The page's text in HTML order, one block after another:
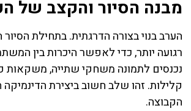
מבנה הסיור והקצב של
הערב בנוי בצורה הדרגתית. בתחילת הסיור
רגועה יותר, כדי לאפשר היכרות בין
נכנסים לתמונה משחקי שתייה, משקאות
קלילות. זהו שלב חשוב ביצירת
הקבוצה.